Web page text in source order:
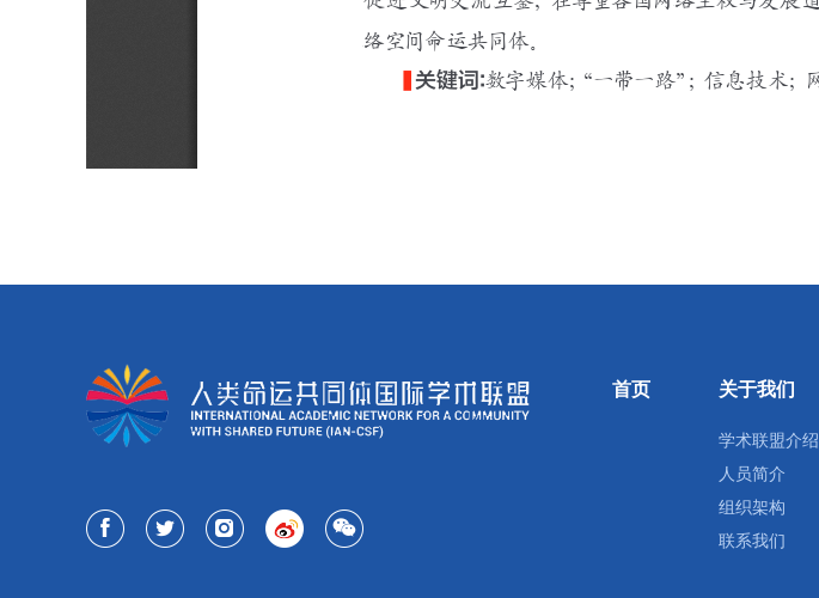
首页 关于我们
学术联盟介绍
人员简介
组织架构
联系我们